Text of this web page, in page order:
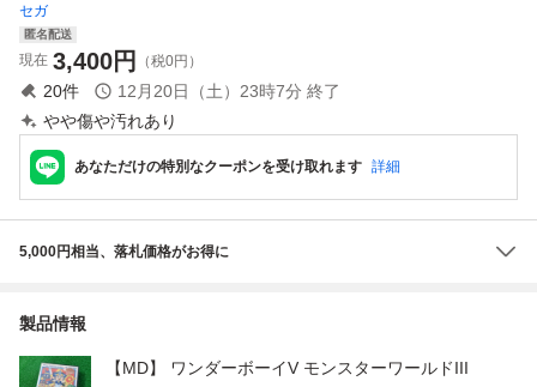
セガ
匿名配送
現在 3,400円 （税0円）
20件 12月20日（土）23時7分 終了
やや傷や汚れあり
あなただけの特別なクーポンを受け取れます 詳細
5,000円相当、落札価格がお得に
製品情報
【MD】 ワンダーボーイV モンスターワールドIII